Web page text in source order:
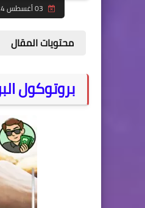
محتويات المقال
بروتوكول